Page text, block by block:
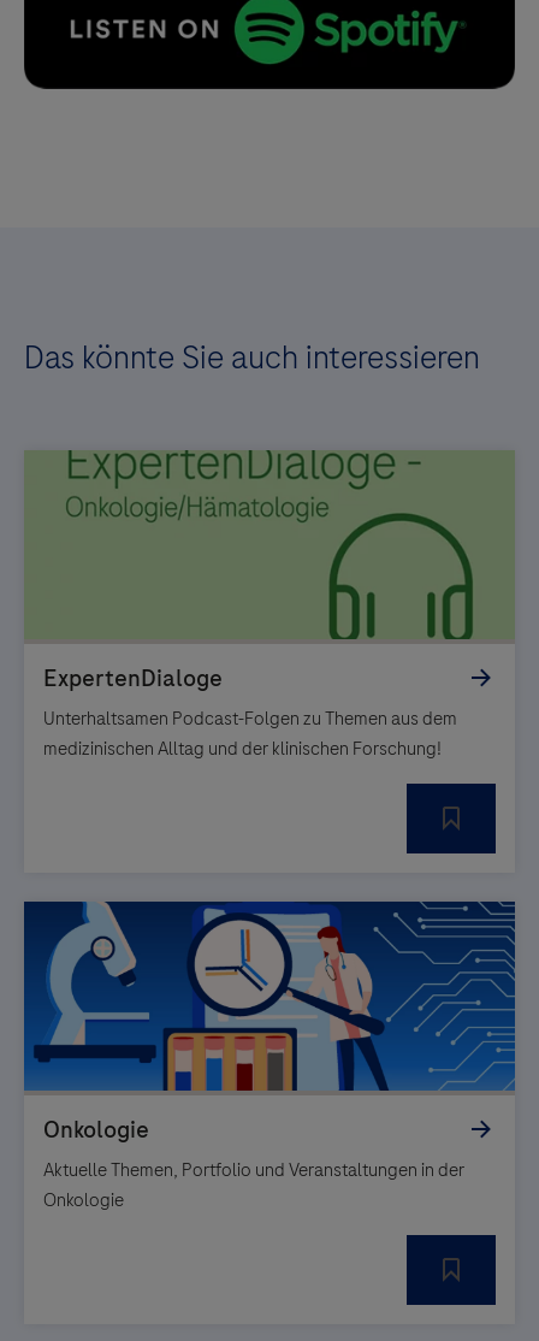
Das könnte Sie auch interessieren
Unterhaltsamen Podcast-Folgen zu Themen aus dem
medizinischen Alltag und der klinischen Forschung!
Aktuelle Themen, Portfolio und Veranstaltungen in der
Onkologie